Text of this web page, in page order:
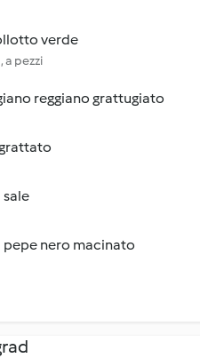
verde
a pezzi
reggiano grattugiato
sale
pepe nero macinato